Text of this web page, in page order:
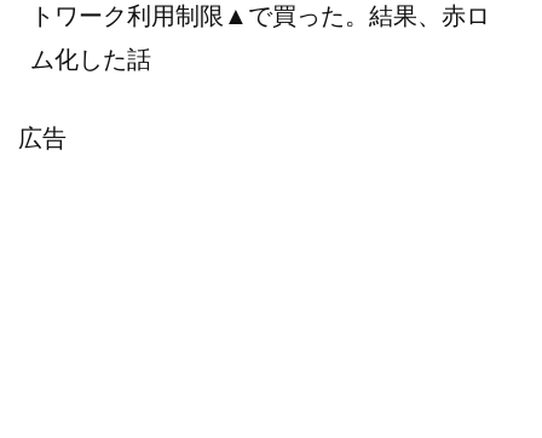
トワーク利用制限▲で買った。結果、赤ロ
ム化した話
広告